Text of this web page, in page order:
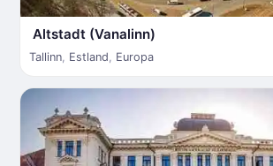
Altstadt (Vanalinn)
Tallinn, Estland, Europa